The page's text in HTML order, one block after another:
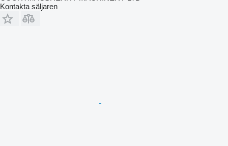
Kontakta säljaren